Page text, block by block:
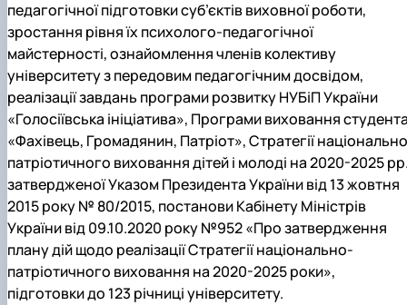
педагогічної підготовки суб’єктів виховної роботи,
зростання рівня їх психолого-педагогічної
майстерності, ознайомлення членів колективу
університету з передовим педагогічним досвідом,
реалізації завдань програми розвитку НУБіП України
«Голосіївська ініціатива», Програми виховання
«Фахівець, Громадянин, Патріот», Стратегії
патріотичного виховання дітей і молоді на 2020-2025
затвердженої Указом Президента України від 13 жовтня
2015 року № 80/2015, постанови Кабінету Міністрів
України від 09.10.2020 року №952 «Про затвердження
плану дій щодо реалізації Стратегії національно-
патріотичного виховання на 2020-2025 роки»,
підготовки до 123 річниці університету.